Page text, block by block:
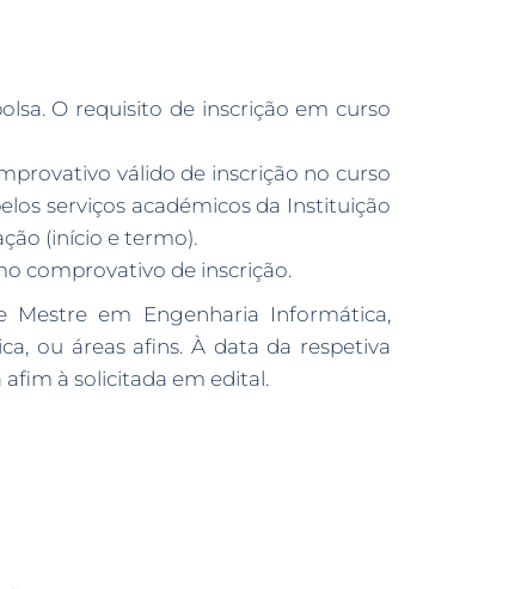
O requisito de inscrição em curso
válido de inscrição no curso
serviços académicos da Instituição
(início e termo).
comprovativo de inscrição.
em Engenharia Informática,
ou áreas afins. À data da respetiva
à solicitada em edital.